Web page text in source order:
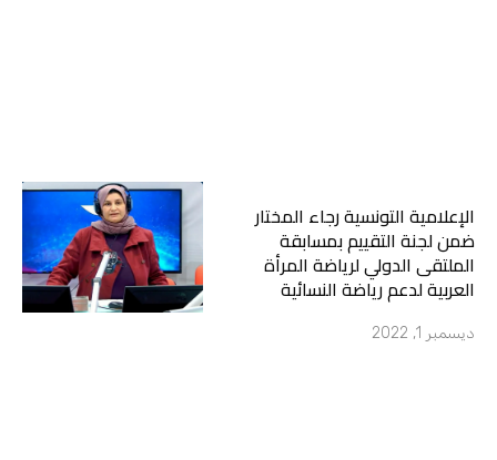
الإعلامية التونسية رجاء المختار
ضمن لجنة التقييم بمسابقة
الملتقى الدولي لرياضة المرأة
العربية لدعم رياضة النسائية
ديسمبر 1, 2022